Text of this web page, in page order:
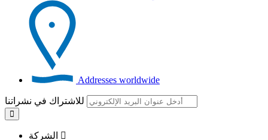
Addresses worldwide